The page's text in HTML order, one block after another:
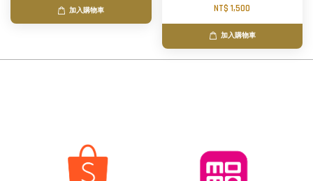
加入購物車
NT$ 1,500
加入購物車